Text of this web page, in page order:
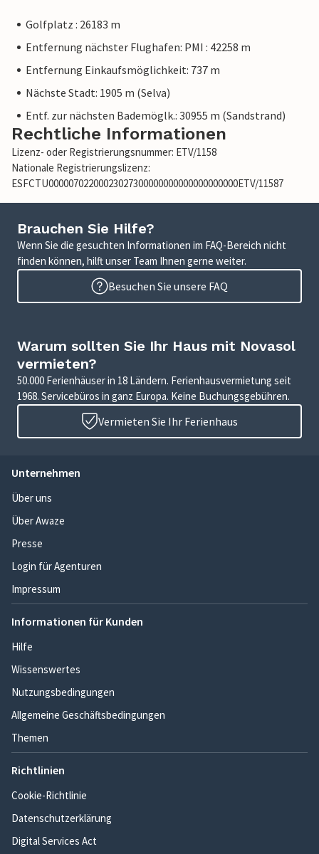
Golfplatz : 26183 m
Entfernung nächster Flughafen: PMI : 42258 m
Entfernung Einkaufsmöglichkeit: 737 m
Nächste Stadt: 1905 m (Selva)
Entf. zur nächsten Bademöglk.: 30955 m (Sandstrand)
Rechtliche Informationen
Lizenz- oder Registrierungsnummer: ETV/1158
Nationale Registrierungslizenz:
ESFCTU00000702200023027300000000000000000000ETV/11587
Brauchen Sie Hilfe?
Wenn Sie die gesuchten Informationen im FAQ-Bereich nicht
finden können, hilft unser Team Ihnen gerne weiter.
Besuchen Sie unsere FAQ
Warum sollten Sie Ihr Haus mit Novasol
vermieten?
50.000 Ferienhäuser in 18 Ländern. Ferienhausvermietung seit
1968. Servicebüros in ganz Europa. Keine Buchungsgebühren.
Vermieten Sie Ihr Ferienhaus
Unternehmen
Über uns
Über Awaze
Presse
Login für Agenturen
Impressum
Informationen für Kunden
Hilfe
Wissenswertes
Nutzungsbedingungen
Allgemeine Geschäftsbedingungen
Themen
Richtlinien
Cookie-Richtlinie
Datenschutzerklärung
Digital Services Act